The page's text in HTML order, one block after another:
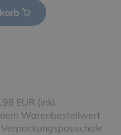
EUR (inkl.
Warenbestellwert